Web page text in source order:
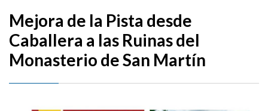
Mejora de la Pista desde
Caballera a las Ruinas del
Monasterio de San Martín